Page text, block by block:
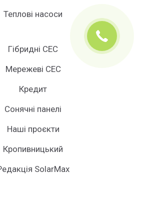
Теплові насоси
Гібридні СЕС
Мережеві СЕС
Кредит
Сонячні панелі
Наші проєкти
Кропивницький
SolarMax